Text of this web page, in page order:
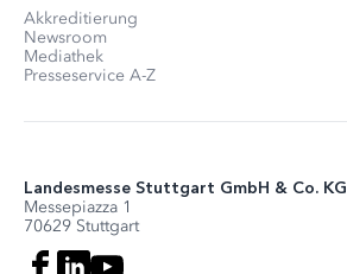
Akkreditierung
Newsroom
Mediathek
Presseservice A-Z
Landesmesse Stuttgart GmbH & Co. KG
Messepiazza 1
70629 Stuttgart